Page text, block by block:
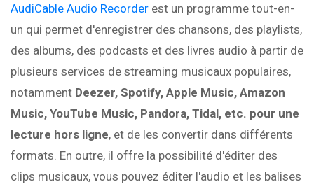
AudiCable Audio Recorder est un programme tout-en-
un qui permet d'enregistrer des chansons, des playlists,
des albums, des podcasts et des livres audio à partir de
plusieurs services de streaming musicaux populaires,
notamment Deezer, Spotify, Apple Music, Amazon
Music, YouTube Music, Pandora, Tidal, etc. pour une
lecture hors ligne, et de les convertir dans différents
formats. En outre, il offre la possibilité d'éditer des
clips musicaux, vous pouvez éditer l'audio et les balises